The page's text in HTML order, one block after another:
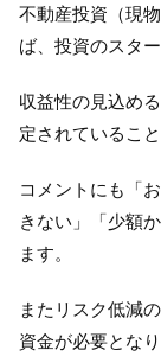
不動産投資（現
ば、投資のスタ
収益性の見込め
定されているこ
コメントにも「
きない」「少額
ます。
またリスク低減
資金が必要となり